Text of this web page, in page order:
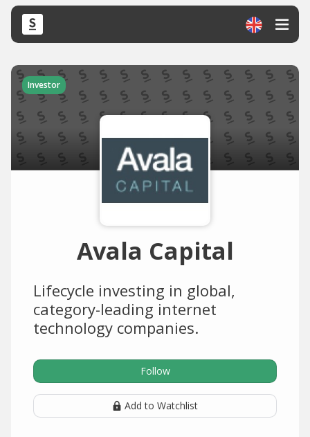
Investor
Avala Capital
Lifecycle investing in global,
category-leading internet
technology companies.
Follow
Add to Watchlist